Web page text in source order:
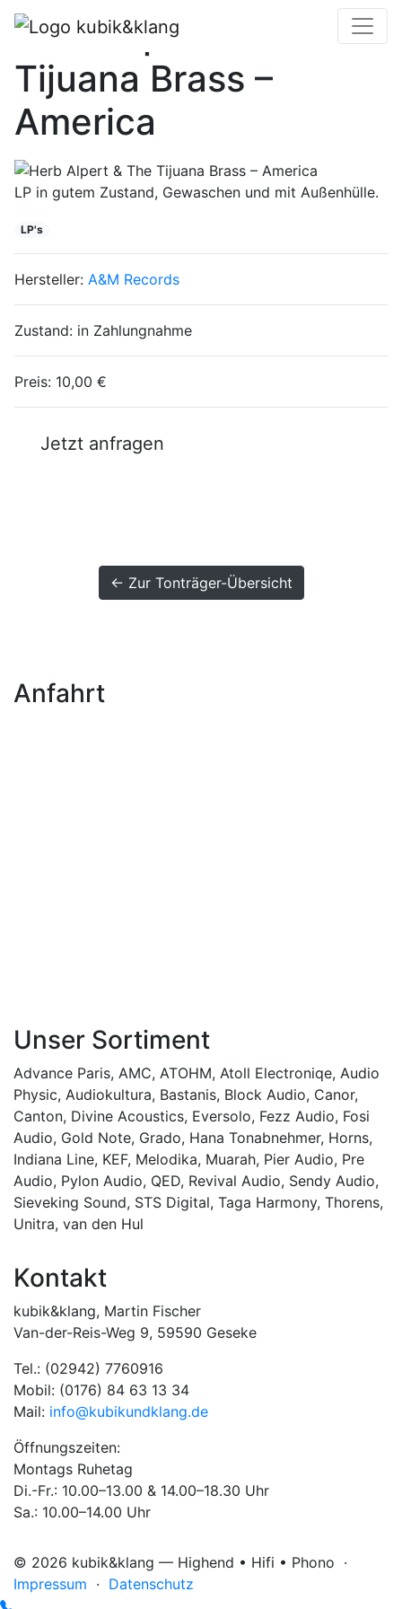
Herb Alpert & The
Tijuana Brass –
America
LP in gutem Zustand, Gewaschen und mit Außenhülle.
LP's
Hersteller: A&M Records
Zustand: in Zahlungnahme
Preis: 10,00 €
Jetzt anfragen
← Zur Tonträger-Übersicht
Anfahrt
Unser Sortiment
Advance Paris, AMC, ATOHM, Atoll Electroniqe, Audio
Physic, Audiokultura, Bastanis, Block Audio, Canor,
Canton, Divine Acoustics, Eversolo, Fezz Audio, Fosi
Audio, Gold Note, Grado, Hana Tonabnehmer, Horns,
Indiana Line, KEF, Melodika, Muarah, Pier Audio, Pre
Audio, Pylon Audio, QED, Revival Audio, Sendy Audio,
Sieveking Sound, STS Digital, Taga Harmony, Thorens,
Unitra, van den Hul
Kontakt
kubik&klang, Martin Fischer
Van-der-Reis-Weg 9, 59590 Geseke
Tel.: (02942) 7760916
Mobil: (0176) 84 63 13 34
Mail: info@kubikundklang.de
Öffnungszeiten:
Montags Ruhetag
Di.-Fr.: 10.00–13.00 & 14.00–18.30 Uhr
Sa.: 10.00–14.00 Uhr
© 2026 kubik&klang — Highend • Hifi • Phono ·
Impressum · Datenschutz